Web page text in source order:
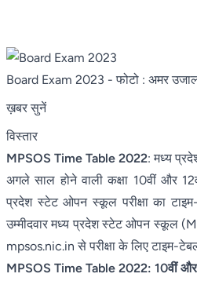
Board Exam 2023 - फोटो : अमर
ख़बर सुनें
विस्तार
MPSOS Time Table 2022: मध्य
अगले साल होने वाली कक्षा 10वीं और
प्रदेश स्टेट ओपन स्कूल परीक्षा का
उम्मीदवार मध्य प्रदेश स्टेट ओपन स्कूल
mpsos.nic.in से परीक्षा के लिए टाइम-
MPSOS Time Table 2022: 10वीं और